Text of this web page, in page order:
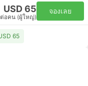
USD 65
ต่อคน (ผู้ใหญ่)
จองเลย
65